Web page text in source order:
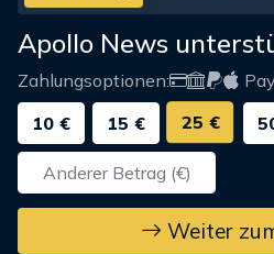
Apollo News
Zahlungsoptionen: Pay
10 €
15 € 25 €
Weiter